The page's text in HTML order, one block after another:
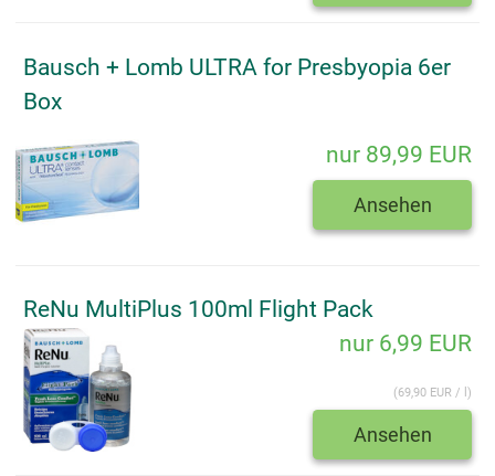
Bausch + Lomb ULTRA for Presbyopia 6er
Box
nur 89,99 EUR
Ansehen
ReNu MultiPlus 100ml Flight Pack
nur 6,99 EUR
(69,90 EUR / l)
Ansehen